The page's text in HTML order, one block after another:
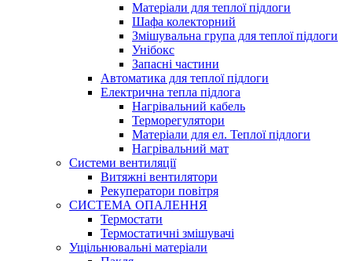
Матеріали для теплої підлоги
Шафа колекторний
Змішувальна група для теплої підлоги
Унібокс
Запасні частини
Автоматика для теплої підлоги
Електрична тепла підлога
Нагрівальний кабель
Терморегулятори
Матеріали для ел. Теплої підлоги
Нагрівальний мат
Системи вентиляції
Витяжні вентилятори
Рекуператори повітря
СИСТЕМА ОПАЛЕННЯ
Термостати
Термостатичні змішувачі
Ущільнювальні матеріали